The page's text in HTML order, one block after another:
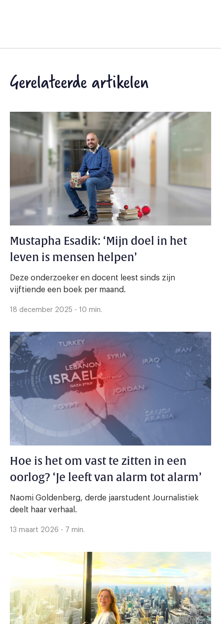
Gerelateerde artikelen
Mustapha Esadik: ‘Mijn doel in het
leven is mensen helpen’
Deze onderzoeker en docent leest sinds zijn
vijftiende een boek per maand.
18 december 2025 - 10 min.
Hoe is het om vast te zitten in een
oorlog? ‘Je leeft van alarm tot alarm’
Naomi Goldenberg, derde jaarstudent Journalistiek
deelt haar verhaal.
13 maart 2026 - 7 min.